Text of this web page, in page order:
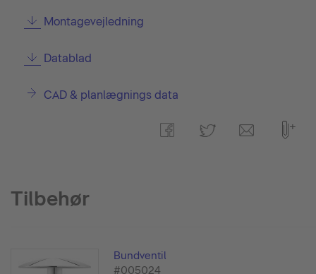
Montagevejledning
Datablad
CAD & planlægnings data
Tilbehør
Bundventil
#005024